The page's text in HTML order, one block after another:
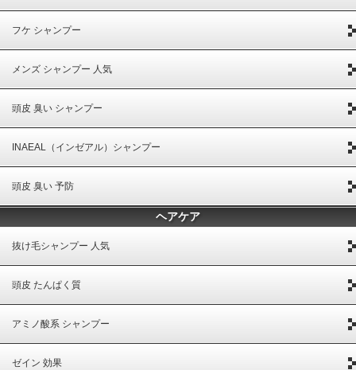
フケ シャンプー
メンズ シャンプー 人気
頭皮 臭い シャンプー
INAEAL（インゼアル）シャンプー
頭皮 臭い 予防
ヘアケア
抜け毛シャンプー 人気
頭皮 たんぱく質
アミノ酸系 シャンプー
ゼイン 効果